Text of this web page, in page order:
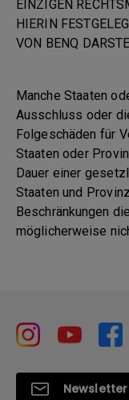
EINZIGEN
HIERIN
VON BENQ
Manche Staaten
Ausschluss oder
Folgeschäden für
Staaten oder
Dauer einer
Staaten und
Beschränkungen
möglicherweise